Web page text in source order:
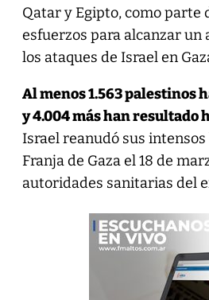
Qatar y Egipto, como parte
esfuerzos para alcanzar un
los ataques de Israel en
Al menos 1.563 palestinos
y 4.004 más han resultado
Israel reanudó sus
Franja de Gaza el 18 de
autoridades sanitarias del